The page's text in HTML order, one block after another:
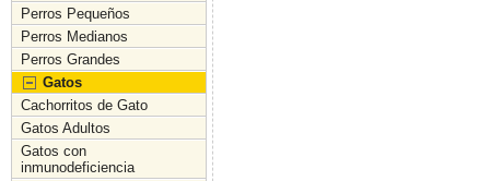
Perros Pequeños
Perros Medianos
Perros Grandes
Gatos
Cachorritos de Gato
Gatos Adultos
Gatos con
inmunodeficiencia